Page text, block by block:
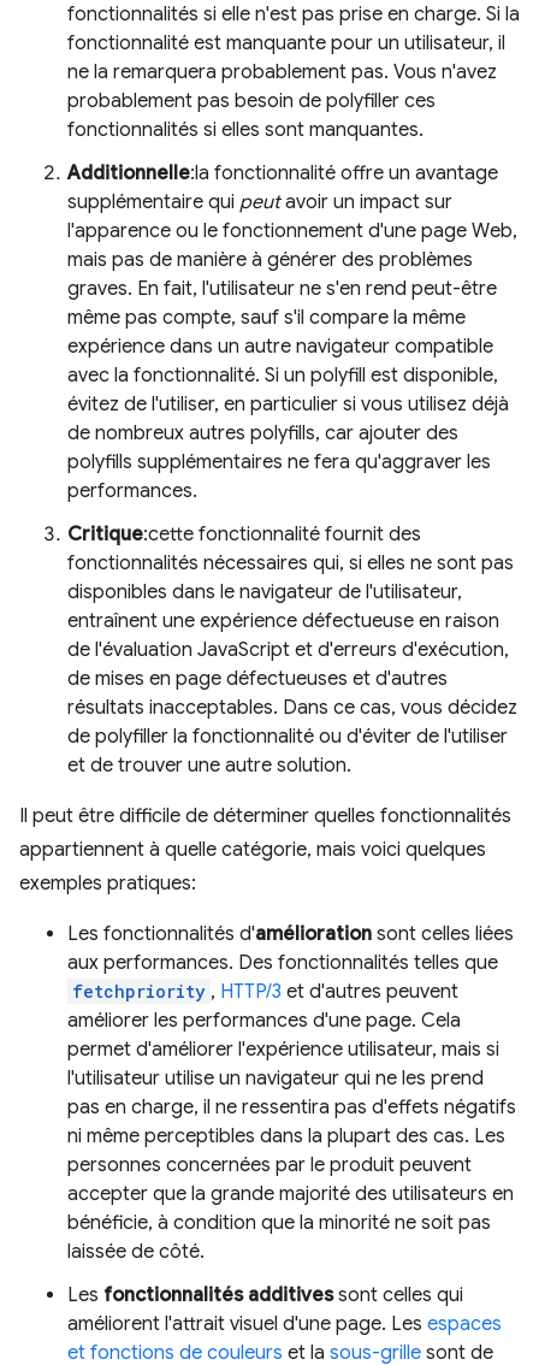
fonctionnalités si elle n'est pas prise en charge. Si la
fonctionnalité est manquante pour un utilisateur, il
ne la remarquera probablement pas. Vous n'avez
probablement pas besoin de polyfiller ces
fonctionnalités si elles sont manquantes.
Additionnelle:la fonctionnalité offre un avantage
supplémentaire qui peutavoir un impact sur
l'apparence ou le fonctionnement d'une page Web,
mais pas de manière à générer des problèmes
graves. En fait, l'utilisateur ne s'en rend peut-être
même pas compte, sauf s'il compare la même
expérience dans un autre navigateur compatible
avec la fonctionnalité. Si un polyfill est disponible,
évitez de l'utiliser, en particulier si vous utilisez déjà
de nombreux autres polyfills, car ajouter des
polyfills supplémentaires ne fera qu'aggraver les
performances.
Critique:cette fonctionnalité fournit des
fonctionnalités nécessaires qui, si elles ne sont pas
disponibles dans le navigateur de l'utilisateur,
entraînent une expérience défectueuse en raison
de l'évaluation JavaScript et d'erreurs d'exécution,
de mises en page défectueuses et d'autres
résultats inacceptables. Dans ce cas, vous décidez
de polyfiller la fonctionnalité ou d'éviter de l'utiliser
et de trouver une autre solution.
Il peut être difficile de déterminer quelles fonctionnalités
appartiennent à quelle catégorie, mais voici quelques
exemples pratiques:
Les fonctionnalités d'amélioration sont celles liées
aux performances. Des fonctionnalités telles que
fetchpriority , HTTP/3 et d'autres peuvent
améliorer les performances d'une page. Cela
permet d'améliorer l'expérience utilisateur, mais si
l'utilisateur utilise un navigateur qui ne les prend
pas en charge, il ne ressentira pas d'effets négatifs
ni même perceptibles dans la plupart des cas. Les
personnes concernées par le produit peuvent
accepter que la grande majorité des utilisateurs en
bénéficie, à condition que la minorité ne soit pas
laissée de côté.
Les fonctionnalités additivessont celles qui
améliorent l'attrait visuel d'une page. Les espaces
et fonctions de couleurs et la sous-grille sont de